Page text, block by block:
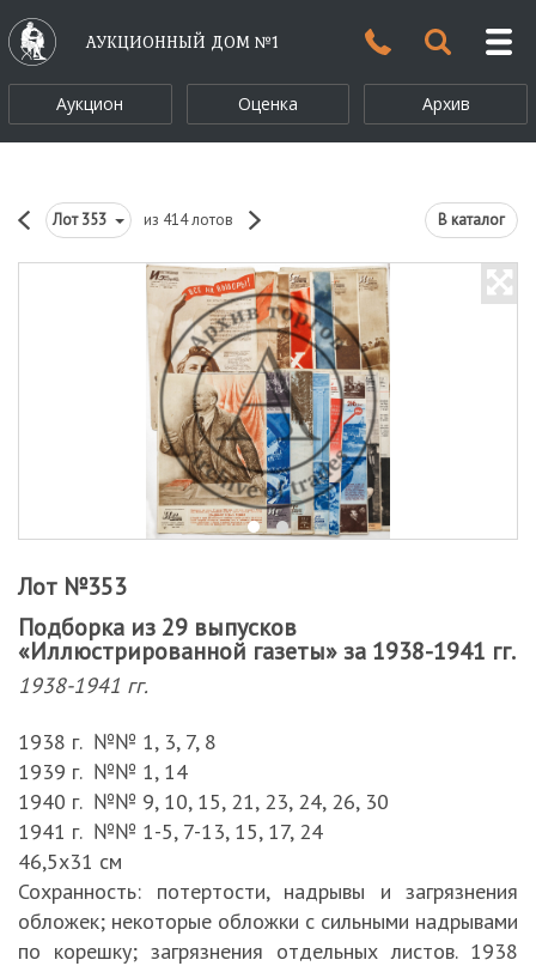
АУКЦИОННЫЙ ДОМ №1
Аукцион Оценка Архив
Лот353 из 414 лотов В каталог
Лот №353
Подборка из 29 выпусков
«Иллюстрированной газеты» за 1938-1941 гг.
1938-1941 гг.
1938 г. №№ 1, 3, 7, 8
1939 г. №№ 1, 14
1940 г. №№ 9, 10, 15, 21, 23, 24, 26, 30
1941 г. №№ 1-5, 7-13, 15, 17, 24
46,5х31 см
Сохранность: потертости, надрывы и загрязнения
обложек; некоторые обложки с сильными надрывами
по корешку; загрязнения отдельных листов. 1938